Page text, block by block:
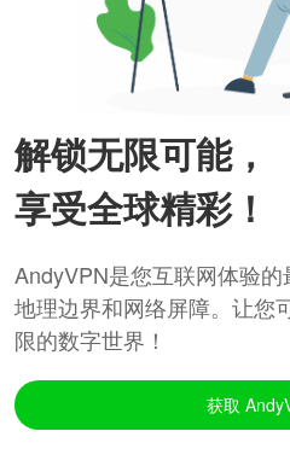
解锁无限可能，
享受全球精彩！
AndyVPN是您互联网体验
地理边界和网络屏障。让您
限的数字世界！
获取